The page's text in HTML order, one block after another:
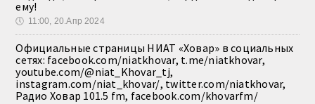
ему!
🕔 11:00, 20.Апр 2024
Официальные страницы НИАТ «Ховар» в социальных
сетях: facebook.com/niatkhovar, t.me/niatkhovar,
youtube.com/@niat_Khovar_tj,
instagram.com/niat_khovar/, twitter.com/niatkhovar,
Радио Ховар 101.5 fm, facebook.com/khovarfm/